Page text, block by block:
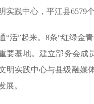
实践中心，平江县6579
“活”起来。8条“红绿金
要基地。建立部务会成
明实践中心与县级融媒
展。